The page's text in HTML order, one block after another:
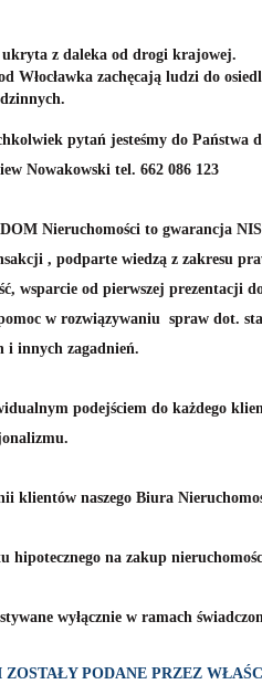
z daleka od drogi krajowej.
Włocławka zachęcają ludzi do
pytań jesteśmy do Państwa
Nowakowski tel. 662 086 123
Nieruchomości to gwarancja
, podparte wiedzą z zakresu
wsparcie od pierwszej prezentacji
w rozwiązywaniu spraw dot.
i innych zagadnień.
podejściem do każdego
klientów naszego Biura
hipotecznego na zakup
wyłącznie w ramach
PODANE PRZEZ